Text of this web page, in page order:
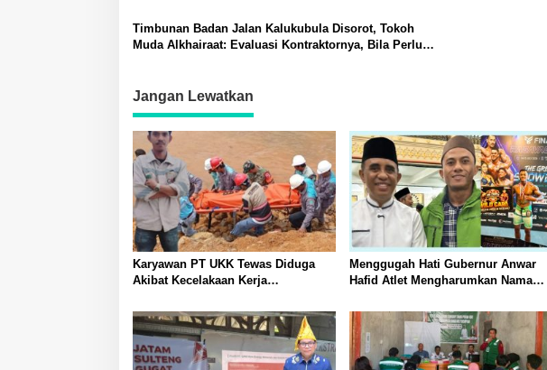
Timbunan Badan Jalan Kalukubula Disorot, Tokoh
Muda Alkhairaat: Evaluasi Kontraktornya, Bila Perlu
Jangan Lewatkan
Karyawan PT UKK Tewas Diduga
Akibat Kecelakaan Kerja
Masih TK
Menggugah Hati Gubernur Anwar
Hafid Atlet Mengharumkan Nama
Berjuang Sendirian Perhatian Pada
Fitra Atlet Binaraga Banggai